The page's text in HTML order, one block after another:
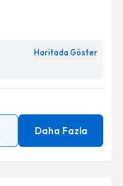
Haritada Göster
Daha Fazla